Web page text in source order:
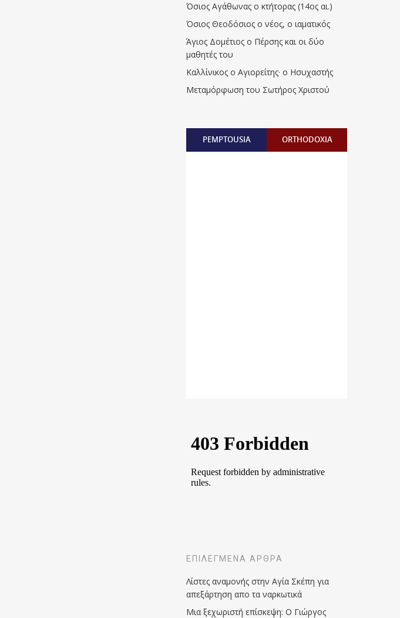
Όσιος Αγάθωνας ο κτήτορας (14ος αι.)
Όσιος Θεοδόσιος ο νέος, ο ιαματικός
Άγιος Δομέτιος ο Πέρσης και οι δύο
μαθητές του
Καλλίνικος ο Αγιορείτης · ο Ησυχαστής
Μεταμόρφωση του Σωτήρος Χριστού
PEMPTOUSIA ORTHODOXIA
ΕΠΙΛΕΓΜΈΝΑ ΆΡΘΡΑ
Λίστες αναμονής στην Αγία Σκέπη για
απεξάρτηση απο τα ναρκωτικά
Μια ξεχωριστή επίσκεψη: Ο Γιώργος